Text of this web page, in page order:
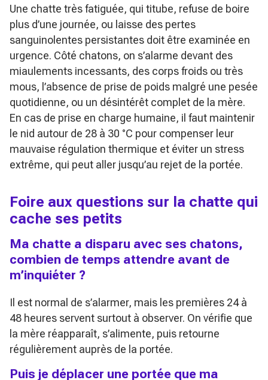
Une chatte très fatiguée, qui titube, refuse de boire
plus d’une journée, ou laisse des pertes
sanguinolentes persistantes doit être examinée en
urgence. Côté chatons, on s’alarme devant des
miaulements incessants, des corps froids ou très
mous, l’absence de prise de poids malgré une pesée
quotidienne, ou un désintérêt complet de la mère.
En cas de prise en charge humaine, il faut maintenir
le nid autour de 28 à 30 °C pour compenser leur
mauvaise régulation thermique et éviter un stress
extrême, qui peut aller jusqu’au rejet de la portée.
Foire aux questions sur la chatte qui
cache ses petits
Ma chatte a disparu avec ses chatons,
combien de temps attendre avant de
m’inquiéter ?
Il est normal de s’alarmer, mais les premières 24 à
48 heures servent surtout à observer. On vérifie que
la mère réapparaît, s’alimente, puis retourne
régulièrement auprès de la portée.
Puis je déplacer une portée que ma